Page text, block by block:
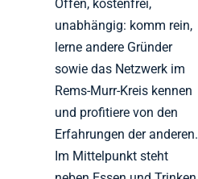
Offen, kostenfrei,
unabhängig: komm rein,
lerne andere Gründer
sowie das Netzwerk im
Rems-Murr-Kreis kennen
und profitiere von den
Erfahrungen der anderen.
Im Mittelpunkt steht